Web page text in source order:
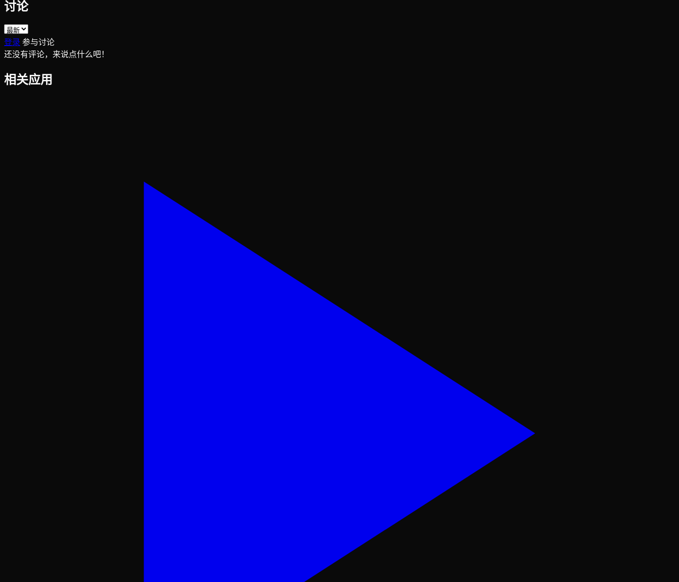
讨论
登录 参与讨论
还没有评论，来说点什么吧！
相关应用